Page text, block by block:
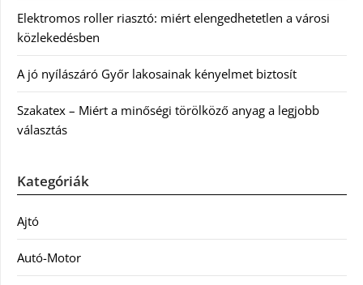
Elektromos roller riasztó: miért elengedhetetlen a városi
közlekedésben
A jó nyílászáró Győr lakosainak kényelmet biztosít
Szakatex – Miért a minőségi törölköző anyag a legjobb
választás
Kategóriák
Ajtó
Autó-Motor